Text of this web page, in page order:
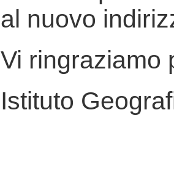
al nuovo
Vi ringraziamo
Istituto